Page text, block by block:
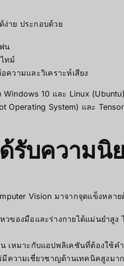
ง่าย ประกอบด้วย
น
ทม์
ความและวิเคราะห์เสียง
10 และ Linux
Operating System) และ
รับความนิ
Vision มาจากจุดแข็งหลา
ของมือและร่างกายได้แม่นยำสูง
เหมาะกับแอปพลิเคชันที่ต้องใช้คำ
ความเชี่ยวชาญด้านเทคนิคสูงมา